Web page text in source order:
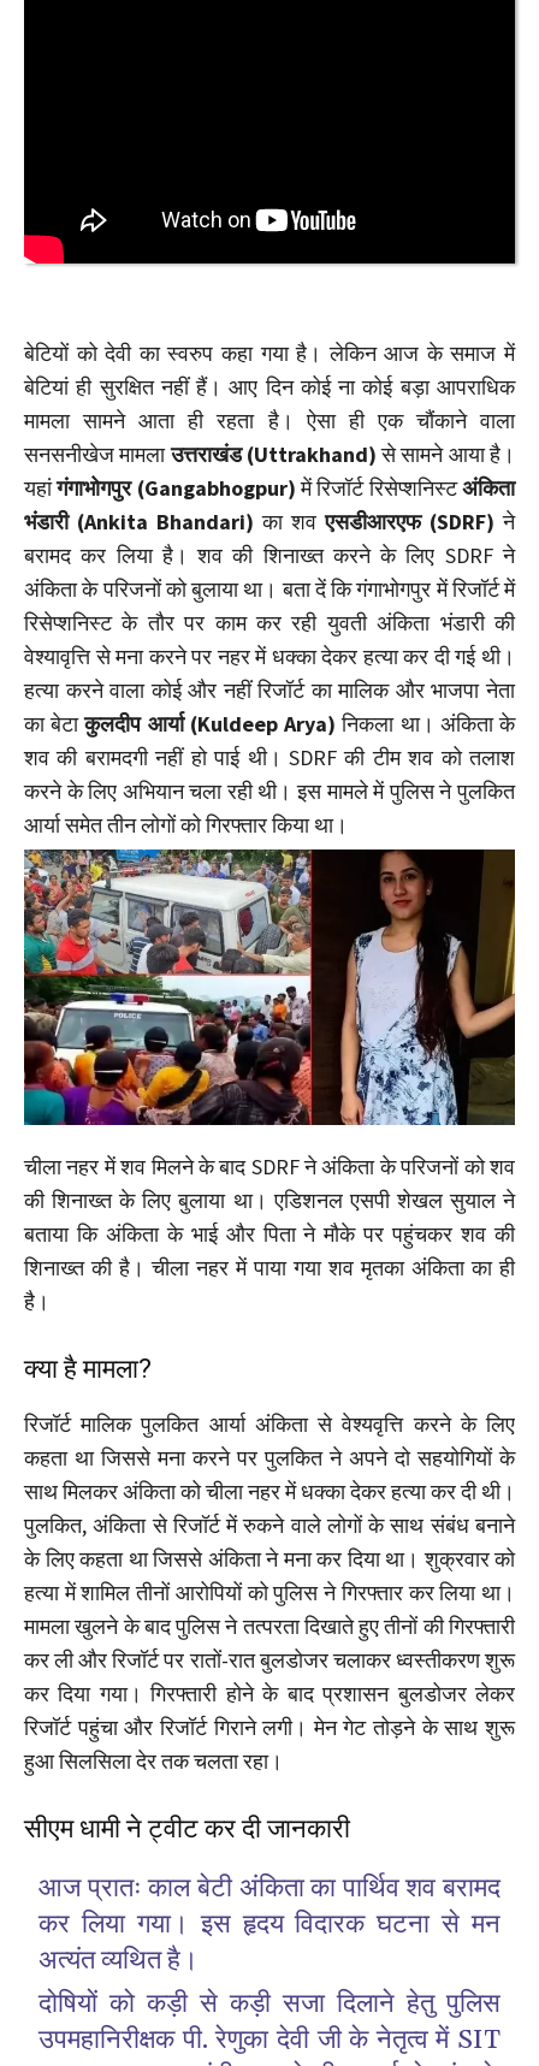
बेटियों को देवी का स्वरुप कहा गया है। लेकिन आज के समाज में
बेटियां ही सुरक्षित नहीं हैं। आए दिन कोई ना कोई बड़ा आपराधिक
मामला सामने आता ही रहता है। ऐसा ही एक चौंकाने वाला
सनसनीखेज मामलाउत्तराखंड (Uttrakhand)से सामने आया है।
यहांगंगाभोगपुर (Gangabhogpur)में रिजॉर्ट रिसेप्शनिस्टअंकिता
भंडारी (Ankita Bhandari) का शवएसडीआरएफ (SDRF) ने
बरामद कर लिया है। शव की शिनाख्त करने के लिए SDRF ने
अंकिता के परिजनों को बुलाया था। बता दें कि गंगाभोगपुर में रिजॉर्ट में
रिसेप्शनिस्ट के तौर पर काम कर रही युवती अंकिता भंडारी की
वेश्यावृत्ति से मना करने पर नहर में धक्का देकर हत्या कर दी गई थी।
हत्या करने वाला कोई और नहीं रिजॉर्ट का मालिक और भाजपा नेता
का बेटाकुलदीप आर्या (Kuldeep Arya) निकला था। अंकिता के
शव की बरामदगी नहीं हो पाई थी। SDRF की टीम शव को तलाश
करने के लिए अभियान चला रही थी। इस मामले में पुलिस ने पुलकित
आर्या समेत तीन लोगों को गिरफ्तार किया था।
चीला नहर में शव मिलने के बाद SDRF ने अंकिता के परिजनों को शव
की शिनाख्त के लिए बुलाया था। एडिशनल एसपी शेखल सुयाल ने
बताया कि अंकिता के भाई और पिता ने मौके पर पहुंचकर शव की
शिनाख्त की है। चीला नहर में पाया गया शव मृतका अंकिता का ही
है।
क्या है मामला?
रिजॉर्ट मालिक पुलकित आर्या अंकिता से वेश्यवृत्ति करने के लिए
कहता था जिससे मना करने पर पुलकित ने अपने दो सहयोगियों के
साथ मिलकर अंकिता को चीला नहर में धक्का देकर हत्या कर दी थी।
पुलकित, अंकिता से रिजॉर्ट में रुकने वाले लोगों के साथ संबंध बनाने
के लिए कहता था जिससे अंकिता ने मना कर दिया था। शुक्रवार को
हत्या में शामिल तीनों आरोपियों को पुलिस ने गिरफ्तार कर लिया था।
मामला खुलने के बाद पुलिस ने तत्परता दिखाते हुए तीनों की गिरफ्तारी
कर ली और रिजॉर्ट पर रातों-रात बुलडोजर चलाकर ध्वस्तीकरण शुरू
कर दिया गया। गिरफ्तारी होने के बाद प्रशासन बुलडोजर लेकर
रिजॉर्ट पहुंचा और रिजॉर्ट गिराने लगी। मेन गेट तोड़ने के साथ शुरू
हुआ सिलसिला देर तक चलता रहा।
सीएम धामी ने ट्वीट कर दी जानकारी
आज प्रातः काल बेटी अंकिता का पार्थिव शव बरामद
कर लिया गया। इस हृदय विदारक घटना से मन
अत्यंत व्यथित है।
दोषियों को कड़ी से कड़ी सजा दिलाने हेतु पुलिस
उपमहानिरीक्षक पी. रेणुका देवी जी के नेतृत्व में SIT